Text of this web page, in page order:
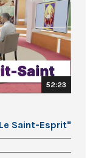
52:23
Saint-Esprit"